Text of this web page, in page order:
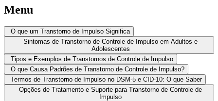
Menu
O que um Transtorno de Impulso Significa
Sintomas de Transtorno de Controle de Impulso em Adultos e
Adolescentes
Tipos e Exemplos de Transtornos de Controle de Impulso
O que Causa Padrões de Transtorno de Controle de Impulso?
Termos de Transtorno de Impulso no DSM-5 e CID-10: O que Saber
Opções de Tratamento e Suporte para Transtorno de Controle de
Impulso